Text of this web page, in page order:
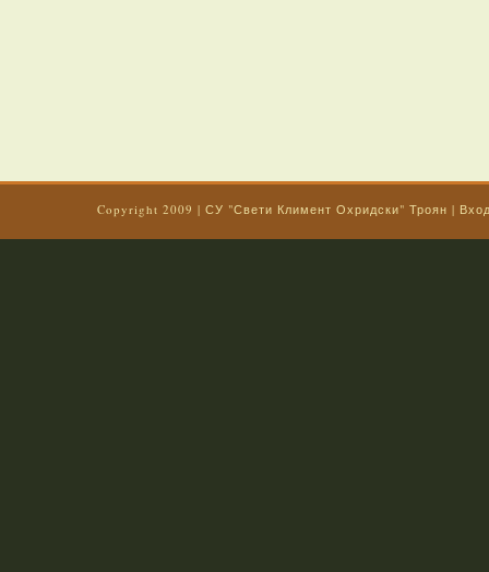
Copyright 2009 | СУ "Свети Климент Охридски" Троян |